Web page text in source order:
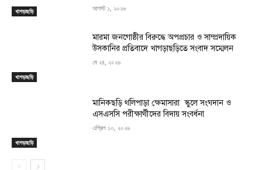
খাগড়াছড়ি আগস্ট ১, ২০২৬
খাগড়াছড়ি
মারমা জনগোষ্ঠীর বিরুদ্ধে অপপ্রচার ও সাম্প্রদায়িক
উসকানির প্রতিবাদে খাগড়াছড়িতে সংবাদ সম্মেলন
মে ২৪, ২০২৬
খাগড়াছড়ি
মানিকছড়ি থলিপাড়া ক্ষেমাসারা স্কুলে সংঘদান ও
এসএসসি পরীক্ষার্থীদের বিদায় সংবর্ধনা
এপ্রিল ১০, ২০২৬